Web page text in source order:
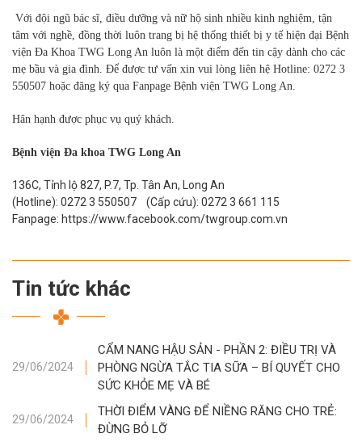
Với đội ngũ bác sĩ, điều dưỡng và nữ hộ sinh nhiều kinh nghiệm, tận
tâm với nghề, đồng thời luôn trang bị hệ thống thiết bị y tế hiện đại Bệnh
viện Đa Khoa TWG Long An luôn là một điểm đến tin cậy dành cho các
mẹ bầu và gia đình. Để được tư vấn xin vui lòng liên hệ Hotline: 0272 3
550507 hoặc đăng ký qua Fanpage Bệnh viện TWG Long An.
Hân hạnh được phục vụ quý khách.
Bệnh viện Đa khoa TWG Long An
136C, Tỉnh lộ 827, P.7, Tp. Tân An, Long An
(Hotline): 0272 3 550507 (Cấp cứu): 0272 3 661 115
Fanpage: https://www.facebook.com/twgroup.com.vn
Tin tức khác
29/06/2024
CẨM NANG HẬU SẢN - PHẦN 2: ĐIỀU TRỊ VÀ
PHÒNG NGỪA TẮC TIA SỮA – BÍ QUYẾT CHO
SỨC KHỎE MẸ VÀ BÉ
29/06/2024
THỜI ĐIỂM VÀNG ĐỂ NIỀNG RĂNG CHO TRẺ:
ĐỪNG BỎ LỠ